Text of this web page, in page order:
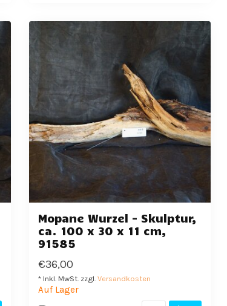
Mopane Wurzel - Skulptur,
ca. 100 x 30 x 11 cm,
91585
€36,00
* Inkl. MwSt. zzgl. Versandkosten
Auf Lager